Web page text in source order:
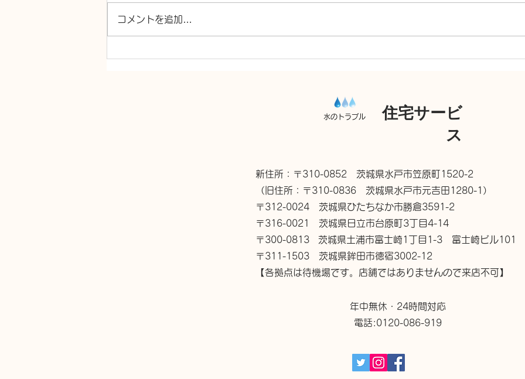
キッチン混合水栓交換
洗面台交換、キッチン混合水
コメントを追加…
住宅サービ
ス
水のトラブル
新住所：〒310-0852 茨城県水戸市笠原町1520-2
（旧住所：〒310-0836 茨城県水戸市元吉田1280-1）
〒312-0024 茨城県ひたちなか市勝倉3591-2
〒316-0021 茨城県日立市台原町3丁目4-14
〒300-0813 茨城県土浦市富士崎1丁目1-3 富士崎ビル101
〒311-1503 茨城県鉾田市徳宿3002-12
【各拠点は待機場です。店舗ではありませんので来店不可】
年中無休・24時間対応
電話:0120-086-919